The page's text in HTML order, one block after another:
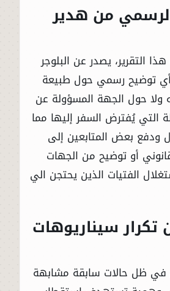
من هدير
التقرير، يصدر عن البلوجر
أي توضيح رسمي حول طبيعة
ولا حول الجهة المسؤولة عن
التي يُفترض السفر إليها مما
ودفع بعض المتابعين إلى
أو توضيح من الجهات
الفتيات الذين يحتجن الي
تكرار سيناريوهات
في ظل حالات سابقة مشابهة